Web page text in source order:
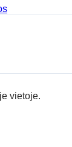
vietoje.